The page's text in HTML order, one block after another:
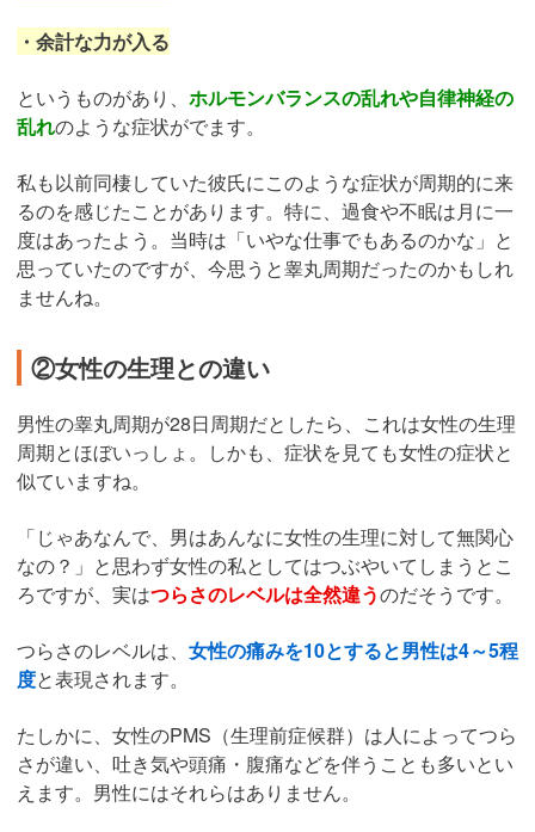
・余計な力が入る
というものがあり、 ホルモンバランスの乱れや自律神経の
乱れのような症状がでます。
私も以前同棲していた彼氏にこのような症状が周期的に来
るのを感じたことがあります。特に、過食や不眠は月に一
度はあったよう。当時は「いやな仕事でもあるのかな」と
思っていたのですが、今思うと睾丸周期だったのかもしれ
ませんね。
②女性の生理との違い
男性の睾丸周期が28日周期だとしたら、これは女性の生理
周期とほぼいっしょ。しかも、症状を見ても女性の症状と
似ていますね。
「じゃあなんで、男はあんなに女性の生理に対して無関心
なの？」と思わず女性の私としてはつぶやいてしまうとこ
ろですが、実はつらさのレベルは全然違うのだそうです。
つらさのレベルは、 女性の痛みを10とすると男性は4～5程
度と表現されます。
たしかに、女性のPMS（生理前症候群）は人によってつら
さが違い、吐き気や頭痛・腹痛などを伴うことも多いとい
えます。男性にはそれらはありません。